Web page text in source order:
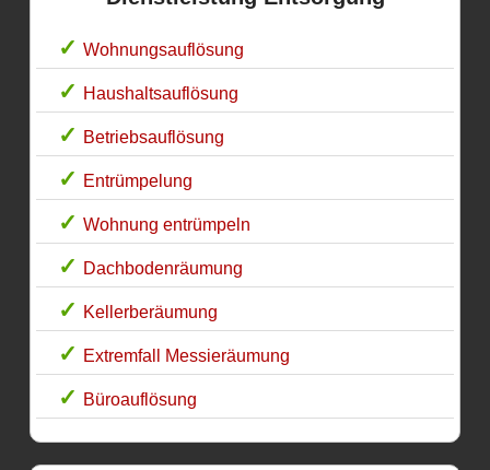
Wohnungsauflösung
Haushaltsauflösung
Betriebsauflösung
Entrümpelung
Wohnung entrümpeln
Dachbodenräumung
Kellerberäumung
Extremfall Messieräumung
Büroauflösung